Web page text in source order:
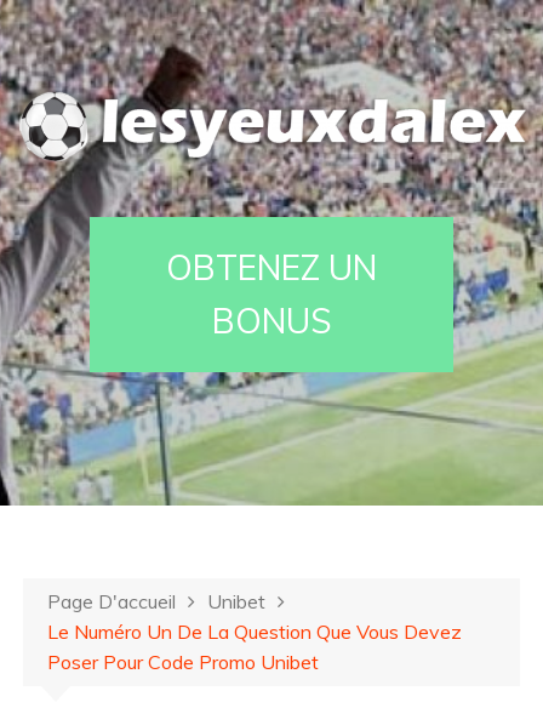
OBTENEZ UN
BONUS
Page D'accueil
Unibet
Le Numéro Un De La Question Que Vous Devez
Poser Pour Code Promo Unibet